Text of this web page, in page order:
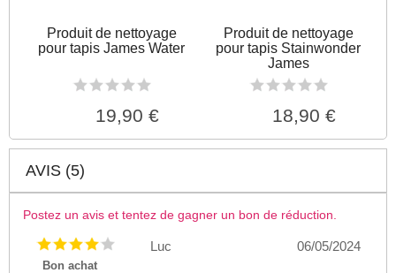
Produit de nettoyage
pour tapis James Water
19,90 €
Produit de nettoyage
pour tapis Stainwonder
James
18,90 €
AVIS (5)
Postez un avis et tentez de gagner un bon de réduction.
06/05/2024
Luc
Bon achat